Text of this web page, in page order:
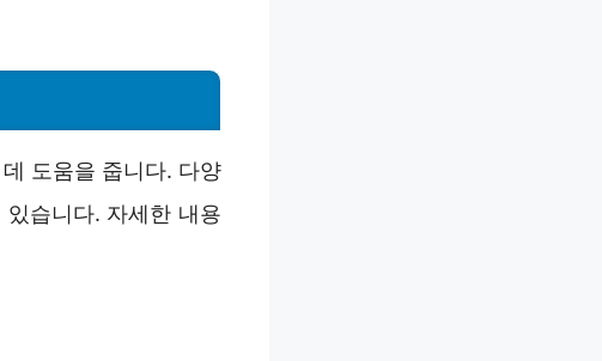
도움을 줍니다. 다양
습니다. 자세한 내용